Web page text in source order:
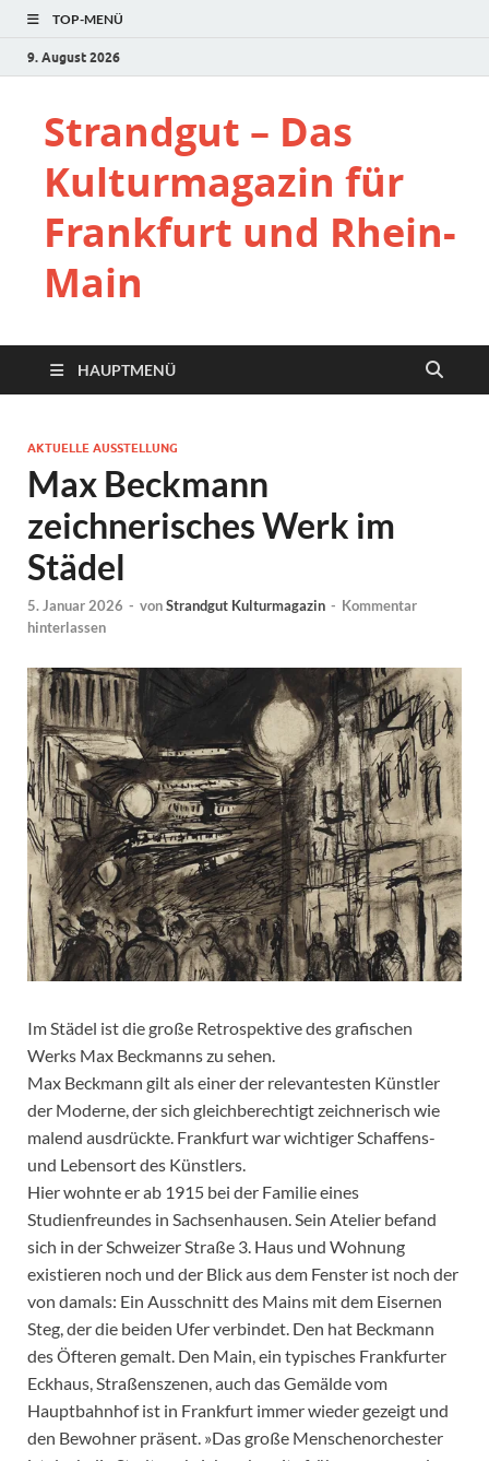
TOP-MENÜ
9. August 2026
Strandgut – Das
Kulturmagazin für
Frankfurt und Rhein-
Main
HAUPTMENÜ
AKTUELLE AUSSTELLUNG
Max Beckmann
zeichnerisches Werk im
Städel
5. Januar 2026 - vonStrandgut Kulturmagazin - Kommentar
hinterlassen
Im Städel ist die große Retrospektive des grafischen
Werks Max Beckmanns zu sehen.
Max Beckmann gilt als einer der relevantesten Künstler
der Moderne, der sich gleichberechtigt zeichnerisch wie
malend ausdrückte. Frankfurt war wichtiger Schaffens-
und Lebensort des Künstlers.
Hier wohnte er ab 1915 bei der Familie eines
Studienfreundes in Sachsenhausen. Sein Atelier befand
sich in der Schweizer Straße 3. Haus und Wohnung
existieren noch und der Blick aus dem Fenster ist noch der
von damals: Ein Ausschnitt des Mains mit dem Eisernen
Steg, der die beiden Ufer verbindet. Den hat Beckmann
des Öfteren gemalt. Den Main, ein typisches Frankfurter
Eckhaus, Straßenszenen, auch das Gemälde vom
Hauptbahnhof ist in Frankfurt immer wieder gezeigt und
den Bewohner präsent. »Das große Menschenorchester